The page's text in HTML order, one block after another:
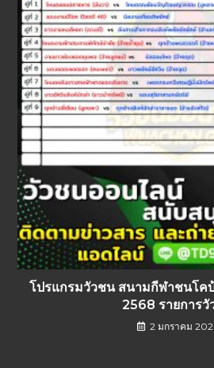
โปรแกรมวัวชน สนามกีฬาชนโค
2568 รายการวั
2 มกราคม